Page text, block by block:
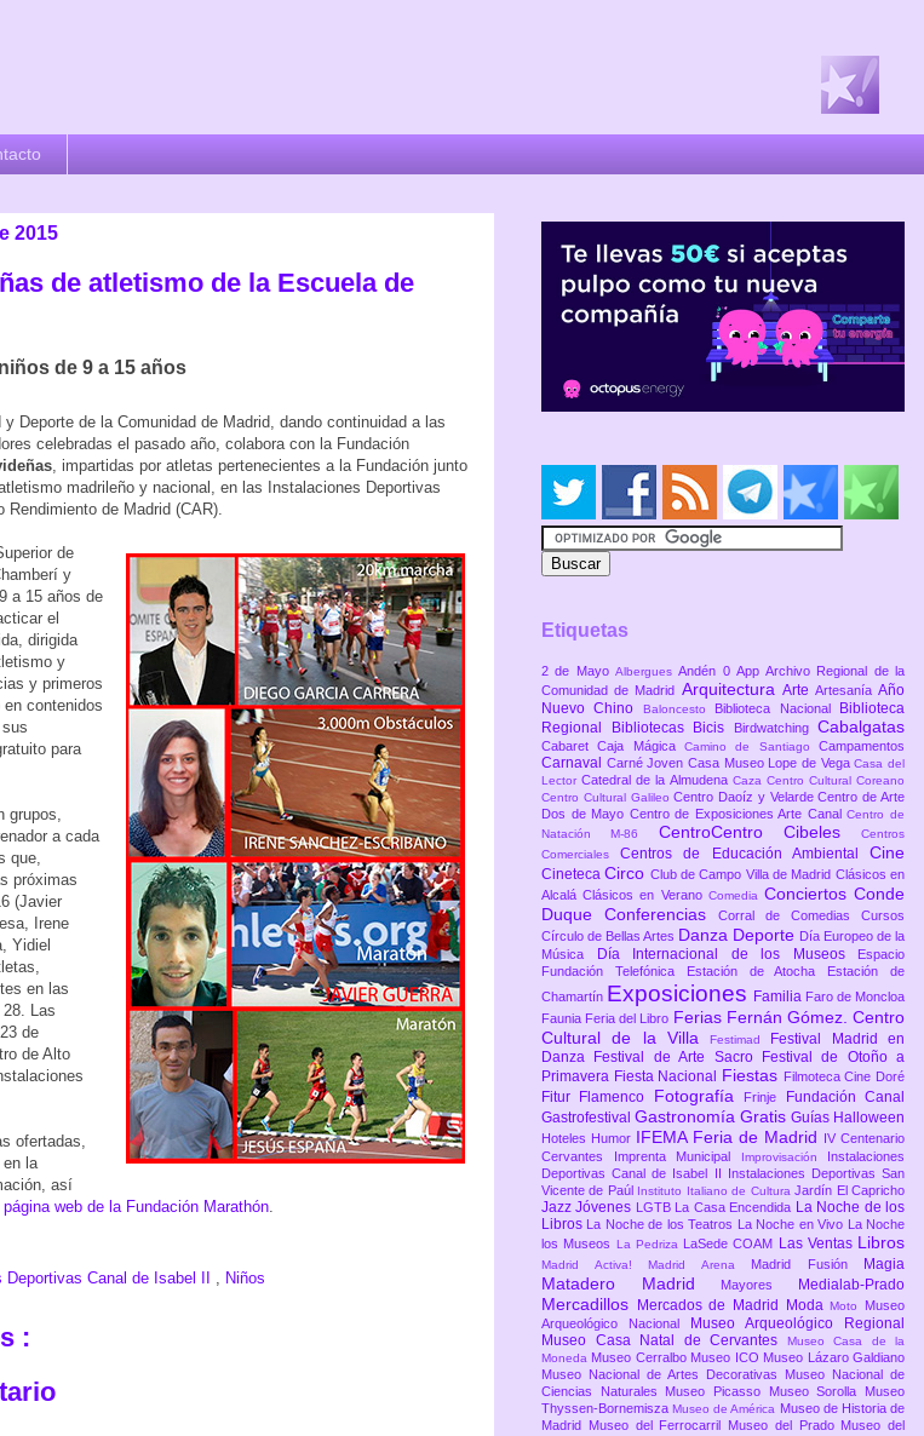
2015
de atletismo de la Escuela de
de 9 a 15 años
Deporte de la Comunidad de Madrid, dando continuidad a las
celebradas el pasado año, colabora con la Fundación
, impartidas por atletas pertenecientes a la Fundación junto
madrileño y nacional, en las Instalaciones Deportivas
de Madrid (CAR).
de
y
a 15 años de
el
dirigida
y
y primeros
contenidos
para
grupos,
a cada
que,
próximas
(Javier
Irene
Yidiel
en las
Las
de
de Alto
ofertadas,
en la
así
página web de la Fundación Marathón.
Deportivas Canal de Isabel II Niños
:
Etiquetas
2 de Mayo AlberguesAndén 0 AppArchivo Regional de la
Comunidad de Madrid Arquitectura Arte ArtesaníaAño
Nuevo Chino
Baloncesto Biblioteca Nacional
Biblioteca
Regional
Bibliotecas Bicis Birdwatching Cabalgatas
CabaretCaja MágicaCamino de SantiagoCampamentos
Carnaval Carné JovenCasa Museo Lope de VegaCasa del
LectorCatedral de la Almudena Caza Centro Cultural Coreano
Centro Cultural GalileoCentro Daoíz y VelardeCentro de Arte
Dos de Mayo Centro de Exposiciones Arte CanalCentro de
Natación M-86 CentroCentro Cibeles
Centros
ComercialesCentros de Educación AmbientalCine
CinetecaCirco Club de Campo Villa de Madrid Clásicos en
AlcaláClásicos en Verano Comedia ConciertosConde
Duque Conferencias Corral de Comedias Cursos
Círculo de Bellas Artes Danza Deporte Día Europeo de la
Música
Día Internacional de los Museos
Espacio
Fundación Telefónica
Estación de Atocha
Estación de
Chamartín Exposiciones Familia Faro de Moncloa
Faunia Feria del Libro Ferias Fernán Gómez. Centro
Cultural de la VillaFestimad
Festival Madrid en
Danza
Festival de Arte Sacro
Festival de Otoño a
Primavera Fiesta Nacional Fiestas Filmoteca Cine Doré
Fitur Flamenco Fotografía Frinje
Fundación Canal
Gastrofestival Gastronomía Gratis Guías Halloween
Hoteles Humor IFEMA Feria de Madrid
IV Centenario
Cervantes
Imprenta Municipal Improvisación
Instalaciones
Deportivas Canal de Isabel II
Instalaciones Deportivas San
Vicente de Paúl
Instituto Italiano de CulturaJardín El Capricho
JazzJóvenes LGTB La Casa Encendida La Noche de los
Libros
La Noche de los Teatros La Noche en Vivo
La Noche
los Museos
La Pedriza LaSede COAM Las Ventas Libros
Madrid Activa! Madrid Arena Madrid Fusión Magia
Matadero Madrid Mayores Medialab-Prado
Mercadillos Mercados de Madrid ModaMoto Museo
Arqueológico Nacional
Museo Arqueológico Regional
Museo Casa Natal de Cervantes
Museo Casa de la
Moneda Museo Cerralbo Museo ICO Museo Lázaro Galdiano
Museo Nacional de Artes Decorativas Museo Nacional de
Ciencias Naturales Museo Picasso Museo Sorolla Museo
Thyssen-BornemiszaMuseo de América Museo de Historia de
Madrid
Museo del Ferrocarril Museo del Prado Museo del